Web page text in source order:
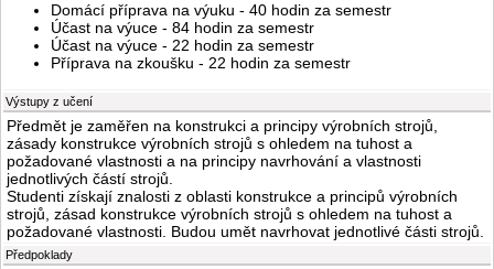
Domácí příprava na výuku - 40 hodin za semestr
Účast na výuce - 84 hodin za semestr
Účast na výuce - 22 hodin za semestr
Příprava na zkoušku - 22 hodin za semestr
Výstupy z učení
Předmět je zaměřen na konstrukci a principy výrobních strojů,
zásady konstrukce výrobních strojů s ohledem na tuhost a
požadované vlastnosti a na principy navrhování a vlastnosti
jednotlivých částí strojů.
Studenti získají znalosti z oblasti konstrukce a principů výrobních
strojů, zásad konstrukce výrobních strojů s ohledem na tuhost a
požadované vlastnosti. Budou umět navrhovat jednotlivé části strojů.
Předpoklady